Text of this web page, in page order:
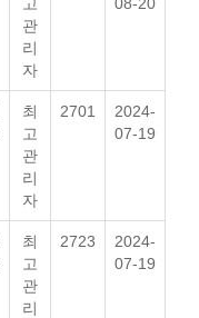
관
리
자
최
고
관
리
자
2701
2024-
07-19
최
고
관
리
2723
2024-
07-19